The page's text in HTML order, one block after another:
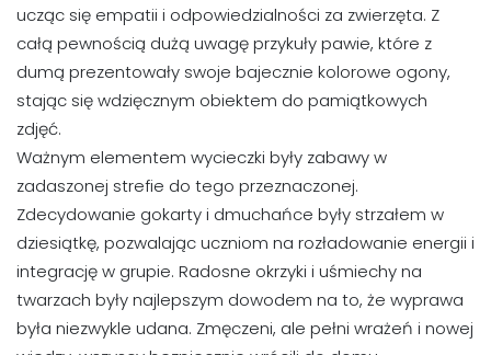
ucząc się empatii i odpowiedzialności za zwierzęta. Z
całą pewnością dużą uwagę przykuły pawie, które z
dumą prezentowały swoje bajecznie kolorowe ogony,
stając się wdzięcznym obiektem do pamiątkowych
zdjęć.
Ważnym elementem wycieczki były zabawy w
zadaszonej strefie do tego przeznaczonej.
Zdecydowanie gokarty i dmuchańce były strzałem w
dziesiątkę, pozwalając uczniom na rozładowanie energii i
integrację w grupie. Radosne okrzyki i uśmiechy na
twarzach były najlepszym dowodem na to, że wyprawa
była niezwykle udana. Zmęczeni, ale pełni wrażeń i nowej